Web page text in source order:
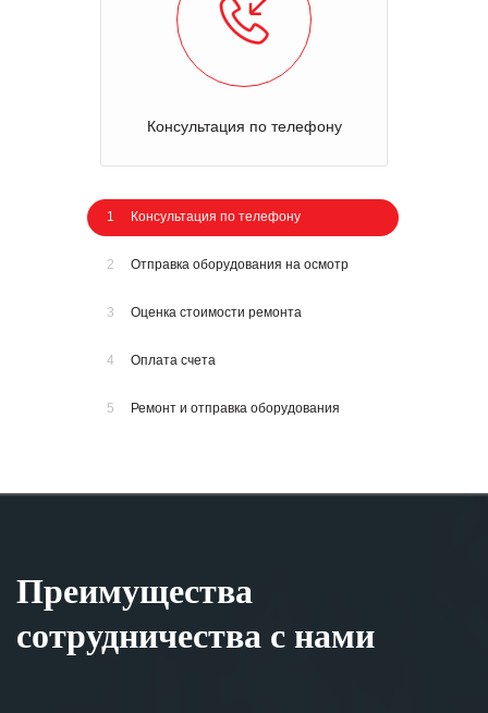
Консультация по телефону
1 Консультация по телефону
2 Отправка оборудования на осмотр
3 Оценка стоимости ремонта
4 Оплата счета
5 Ремонт и отправка оборудования
Преимущества
сотрудничества с нами